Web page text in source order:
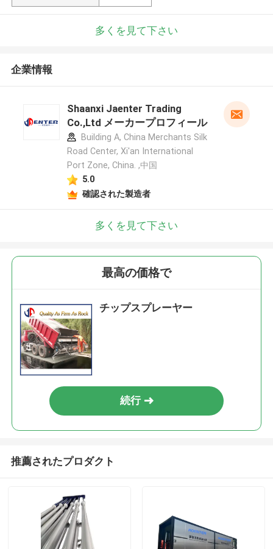
多くを見て下さい
企業情報
Shaanxi Jaenter Trading
Co.,Ltd メーカープロフィール
Building A, China Merchants Silk
Road Center, Xi'an International
Port Zone, China. ,中国
5.0
確認された製造者
多くを見て下さい
最高の価格で
チップスプレーヤー
続行
推薦されたプロダクト